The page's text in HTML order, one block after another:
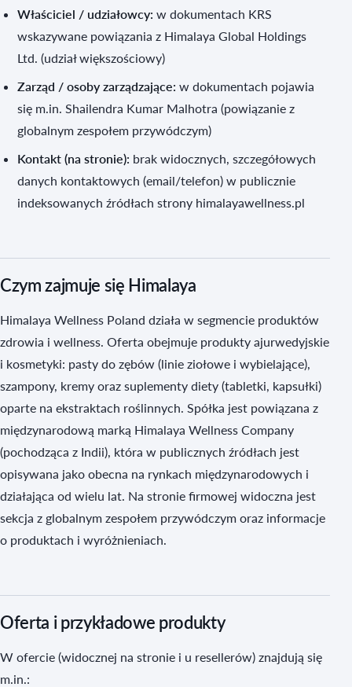
Właściciel / udziałowcy: w dokumentach KRS
wskazywane powiązania z Himalaya Global Holdings
Ltd. (udział większościowy)
Zarząd / osoby zarządzające: w dokumentach pojawia
się m.in. Shailendra Kumar Malhotra (powiązanie z
globalnym zespołem przywódczym)
Kontakt (na stronie): brak widocznych, szczegółowych
danych kontaktowych (email/telefon) w publicznie
indeksowanych źródłach strony himalayawellness.pl
Czym zajmuje się Himalaya
Himalaya Wellness Poland działa w segmencie produktów
zdrowia i wellness. Oferta obejmuje produkty ajurwedyjskie
i kosmetyki: pasty do zębów (linie ziołowe i wybielające),
szampony, kremy oraz suplementy diety (tabletki, kapsułki)
oparte na ekstraktach roślinnych. Spółka jest powiązana z
międzynarodową marką Himalaya Wellness Company
(pochodząca z Indii), która w publicznych źródłach jest
opisywana jako obecna na rynkach międzynarodowych i
działająca od wielu lat. Na stronie firmowej widoczna jest
sekcja z globalnym zespołem przywódczym oraz informacje
o produktach i wyróżnieniach.
Oferta i przykładowe produkty
W ofercie (widocznej na stronie i u resellerów) znajdują się
m.in.: